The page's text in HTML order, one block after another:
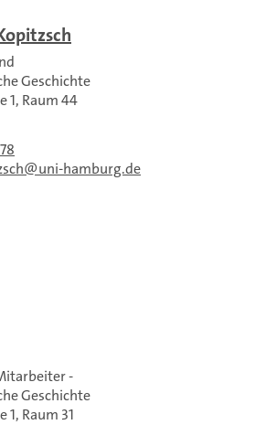
Geschichte
1, Raum 44
uni-hamburg.de
-
Geschichte
Raum 31